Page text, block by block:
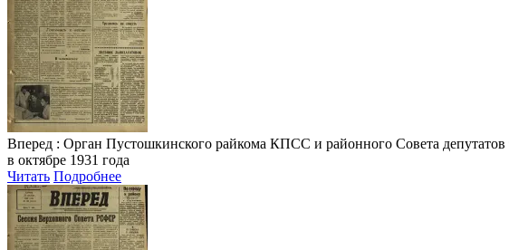
Вперед : Орган Пустошкинского райкома КПСС и районного Совета депутатов
в октябре 1931 года
Читать Подробнее